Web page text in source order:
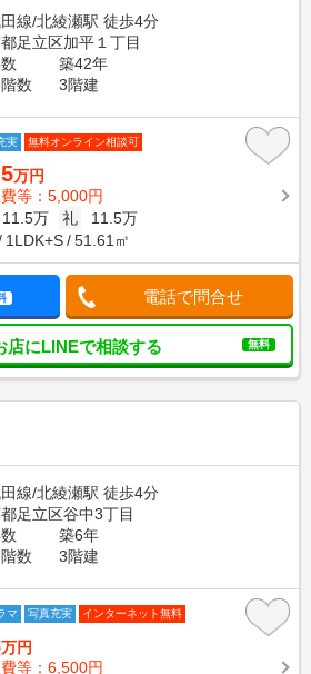
線/北綾瀬駅 徒歩4分
足立区加平１丁目
築42年
数
3階建
実 無料オンライン相談可
万円
等：5,000円
11.5万 礼
11.5万
1LDK+S 51.61㎡
電話で問合せ
店にLINEで相談する 無料
線/北綾瀬駅 徒歩4分
足立区谷中3丁目
築6年
数
3階建
マ 写真充実 インターネット無料
万円
等：6,500円